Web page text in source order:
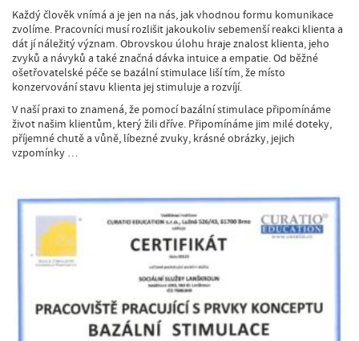
Každý člověk vnímá a je jen na nás, jak vhodnou formu komunikace
zvolíme. Pracovníci musí rozlišit jakoukoliv sebemenší reakci klienta a
dát jí náležitý význam. Obrovskou úlohu hraje znalost klienta, jeho
zvyků a návyků a také značná dávka intuice a empatie. Od běžné
ošetřovatelské péče se bazální stimulace liší tím, že místo
konzervování stavu klienta jej stimuluje a rozvíjí.
V naší praxi to znamená, že pomocí bazální stimulace připomínáme
život našim klientům, který žili dříve. Připomínáme jim milé doteky,
příjemné chutě a vůně, líbezné zvuky, krásné obrázky, jejich
vzpomínky …